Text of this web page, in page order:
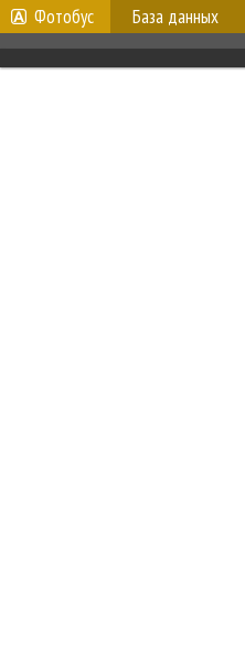
Фотобус База данных